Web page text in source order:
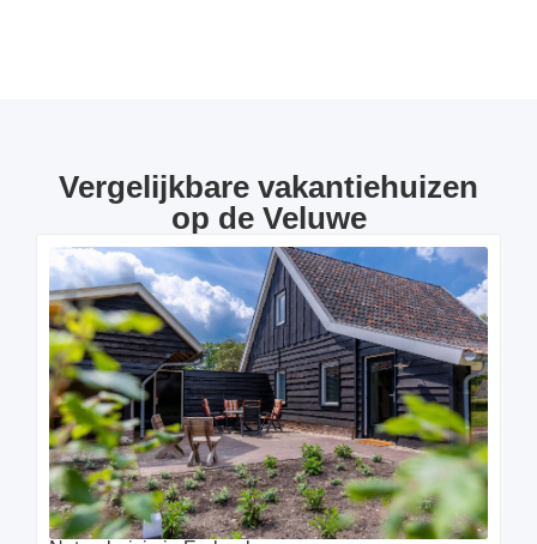
Vergelijkbare vakantiehuizen
op de Veluwe